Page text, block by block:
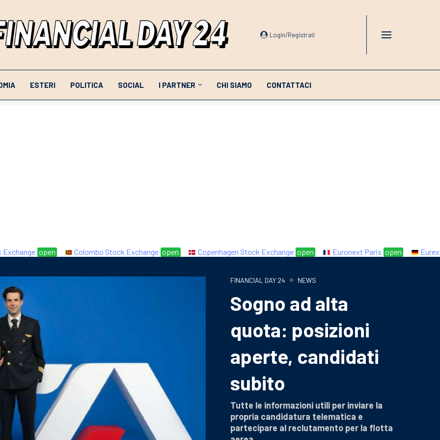
Login/Registrati
ESTERI POLITICA SOCIAL I PARTNER CHI SIAMO CONTATTACI
open Colombo Stock Exchange open Copenhagen Stock Exchange open Euronext Paris open Eurex
FINANCIAL DAY 24 NEWS
Sogno ad alta
quota: posizioni
aperte, candidati
subito
Tutte le informazioni utili per inviare la
propria candidatura telematica e
partecipare al reclutamento per la flotta